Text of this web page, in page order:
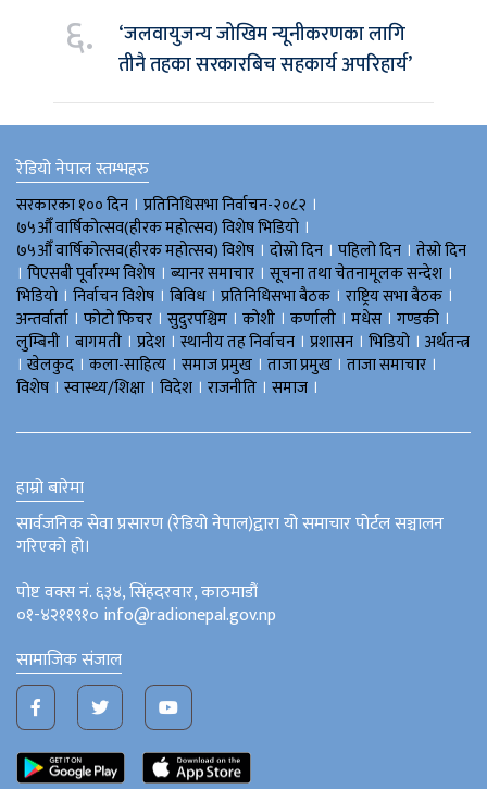
६.
‘जलवायुजन्य जोखिम न्यूनीकरणका लागि
तीनै तहका सरकारबिच सहकार्य अपरिहार्य’
रेडियो नेपाल स्तम्भहरु
सरकारका १०० दिन । प्रतिनिधिसभा निर्वाचन-२०८२ ।
७५औँ वार्षिकोत्सव(हीरक महोत्सव) विशेष भिडियाे ।
७५औँ वार्षिकोत्सव(हीरक महोत्सव) विशेष । दोस्रो दिन । पहिलो दिन । तेस्रो दिन
। पिएसबी पूर्वारम्भ विशेष । ब्यानर समाचार । सूचना तथा चेतनामूलक सन्देश ।
भिडियाे । निर्वाचन विशेष । बिविध। प्रतिनिधिसभा बैठक । राष्ट्रिय सभा बैठक ।
अन्तर्वार्ता । फोटो फिचर । सुदुरपश्चिम । काेशी । कर्णाली । मधेस । गण्डकी ।
लुम्बिनी । बागमती । प्रदेश । स्थानीय तह निर्वाचन । प्रशासन । भिडियो । अर्थतन्त्र
। खेलकुद । कला-साहित्य । समाज प्रमुख । ताजा प्रमुख । ताजा समाचार ।
विशेष । स्वास्थ्य/शिक्षा । विदेश । राजनीति । समाज ।
हाम्रो बारेमा
सार्वजनिक सेवा प्रसारण (रेडियो नेपाल)द्वारा यो समाचार पोर्टल सञ्चालन
गरिएको हो।
पोष्ट वक्स नं. ६३४, सिंहदरवार, काठमाडौं
०१-४२११९१० info@radionepal.gov.np
सामाजिक संजाल